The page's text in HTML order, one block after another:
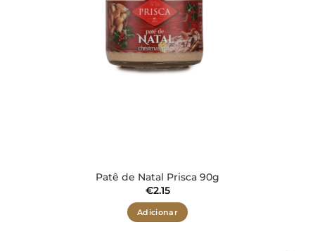
Patê de Natal Prisca 90g
€2.15
Adicionar